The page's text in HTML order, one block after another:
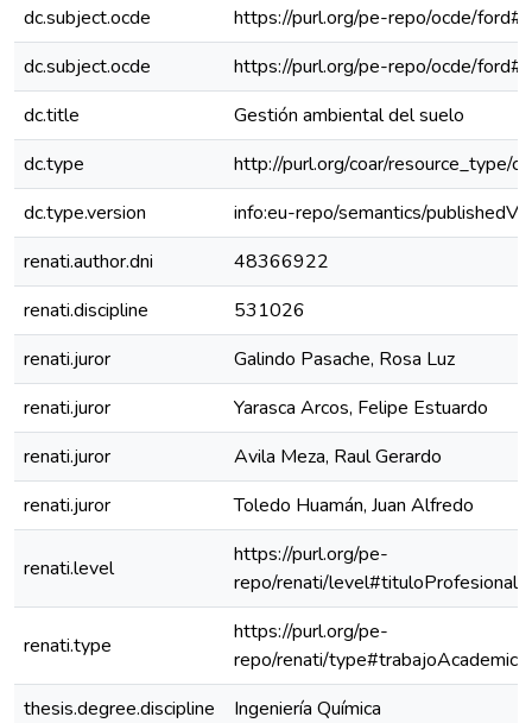
dc.subject.ocde
https://purl.org/pe-repo/ocde/
dc.subject.ocde
https://purl.org/pe-repo/ocde/
dc.title
Gestión ambiental del suelo
dc.type
http://purl.org/coar/resource_type/
dc.type.version
info:eu-repo/semantics/
renati.author.dni
48366922
renati.discipline
531026
renati.juror
Galindo Pasache, Rosa Luz
renati.juror
Yarasca Arcos, Felipe Estuardo
renati.juror
Avila Meza, Raul Gerardo
renati.juror
Toledo Huamán, Juan Alfredo
renati.level
https://purl.org/pe-
repo/renati/level#tituloProfesional
renati.type
https://purl.org/pe-
repo/renati/type#trabajoAcademico
thesis.degree.discipline
Ingeniería Química